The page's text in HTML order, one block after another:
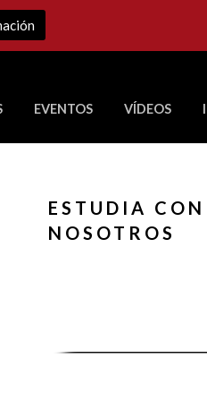
EVENTOS VÍDEOS
ESTUDIA CON
NOSOTROS